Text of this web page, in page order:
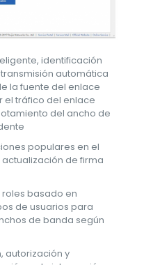
identificación
automática
la fuente del enlace
el tráfico del enlace
del ancho de
populares en el
actualización de firma
basado en
de usuarios para
de banda según
autorización y